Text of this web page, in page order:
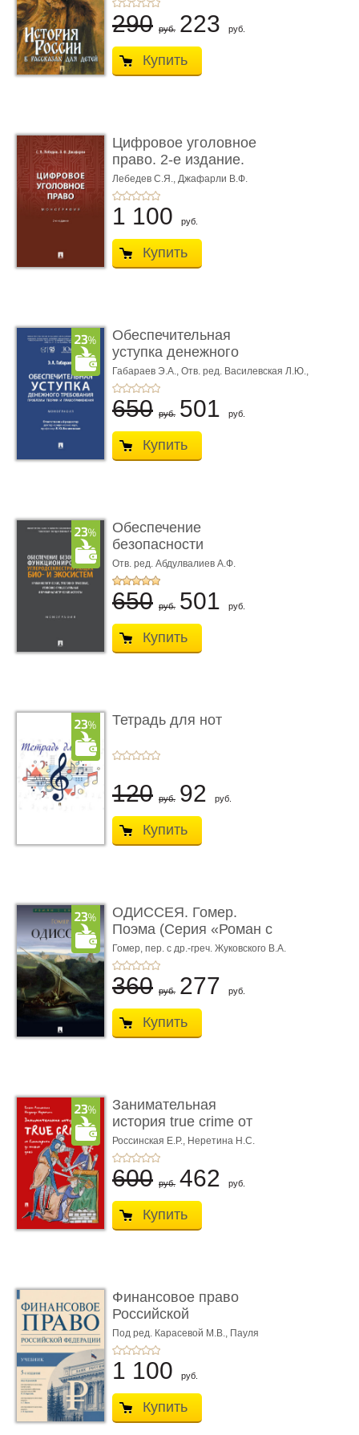
290 руб. 223 руб.
Купить
Цифровое уголовное
право. 2-е издание.
Монограф ...
Лебедев С.Я., Джафарли В.Ф.
1 100 руб.
Купить
Обеспечительная
уступка денежного
требования ...
Габараев Э.А., Отв. ред. Василевская Л.Ю.,
вступ. сл. Каретина М.Г.
650 руб. 501 руб.
Купить
Обеспечение
безопасности
функционирования уг
...
Отв. ред. Абдулвалиев А.Ф.
650 руб. 501 руб.
Купить
Тетрадь для нот
120 руб. 92 руб.
Купить
ОДИССЕЯ. Гомер.
Поэма (Серия «Роман с
книгой»)
Гомер, пер. с др.-греч. Жуковского В.А.
360 руб. 277 руб.
Купить
Занимательная
история true crime от
Гиппократа до � ...
Россинская Е.Р., Неретина Н.С.
600 руб. 462 руб.
Купить
Финансовое право
Российской
Федерации. 5-е изд�
...
Под ред. Карасевой М.В., Пауля
А.Г., Красюкова А.В.
1 100 руб.
Купить